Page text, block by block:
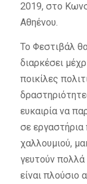
2019, στο
Αθηένου.
Το Φεστιβάλ
διαρκέσει
ποικίλες
ευκαιρία να
σε
χαλλουμιού,
γευτούν πολλά
είναι πλούσιο